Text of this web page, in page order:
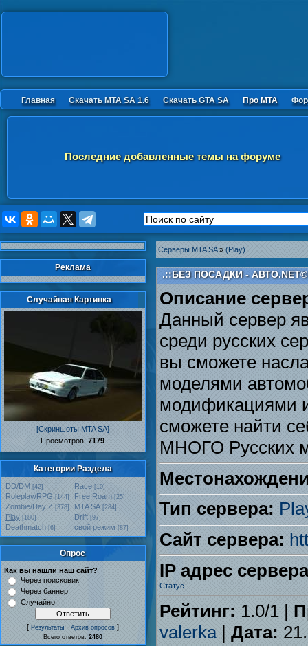
Главная Скачать MTA SA 1.6 Скачать GTA SA Про MTA
Последние добавленные темы на форуме
Реклама
Случайная Картинка
[Скриншоты MTA SA]
Проcмотров:7179
Категории Раздела
DD/DM [42] Race [10]
Roleplay/RPG [144] Free Roam [25]
Zombie/Day Z [378] MTA SA [284]
Play [180] Drift [97]
Deathmatch [6] свой режим [87]
Опрос
Как вы нашли наш сайт?
Через поисковик
Через баннер
Случайно
[ Результаты · Архив опросов ]
Всего ответов: 2480
Серверы MTA SA» (Play)
.::БЕЗ ПОСАДКИ -
Описание
Данный сервер
среди русских
вы сможете
моделями
модификациями
сможете найти
МНОГО Русских
Тип сервера:
Сайт сервера:
IP адрес
Рейтинг: 1.0/1 |
valerka| Дата: